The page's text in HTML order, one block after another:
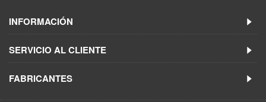
INFORMACIÓN
SERVICIO AL CLIENTE
FABRICANTES